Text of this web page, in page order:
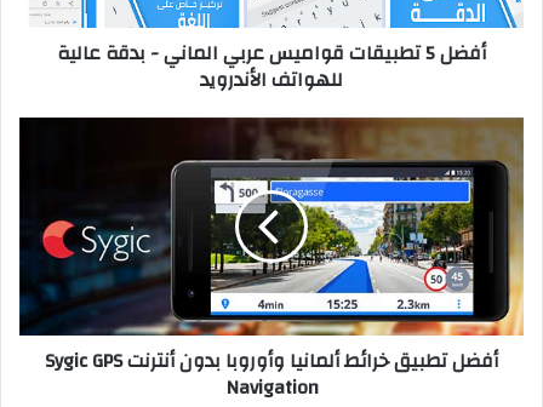
عالية
للهواتف
أفضل 5 تطبيقات قواميس عربي الماني - بدقة عالية
للهواتف الأندرويد
أفضل
تطبيق
خرائط
ألمانيا
بدون
أنترنت
Sygic
GPS
Navigation
أفضل تطبيق خرائط ألمانيا وأوروبا بدون أنترنت Sygic GPS
Navigation